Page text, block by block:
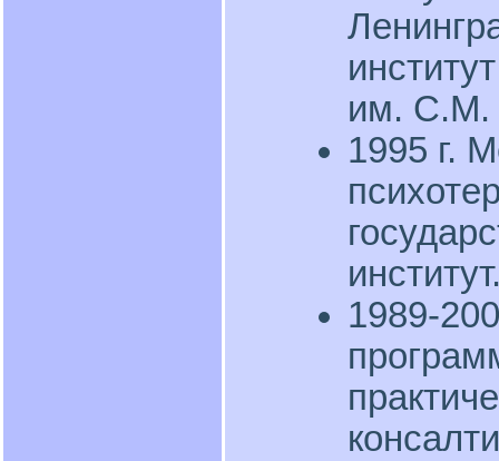
им. С.М.
1995 г.
1989-